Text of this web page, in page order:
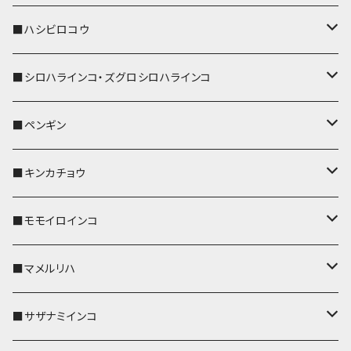
ストラップ付
キーケース
名刺入れ・カードケース
コインケース
メガネケース
ポシェット・バッグ
帆布・デニム
KONBU
Apple Watchバンド
ポーチ
リールのみ
ストラップ付
キーケース
名刺入れ・カードケース
メガネケース
IDカードホルダー
ポシェット・バッグ
帆布・デニム
KONBU
ポーチ
コインケース
IDカードホルダー
リール付きストラップ
リールのみ
ストラップ付
キーケース
名刺入れ・カードケース
ポシェット・バッグ
帆布・デニム
KONBU
ポーチ
コインケース
パスケース
リール付きストラップ
リールのみ
ストラップ付
メガネケース
コインケース
IDカードホルダー
ポーチ
ポシェット・バッグ
キーホルダー
パスケース
リール付きストラップ
リールのみ
ストラップ付
IDカードホルダー
メガネケース
コインケース
ポシェット・バッグ
キーカバー
キーホルダー
パスケース
IDカードホルダー
リール付きストラップ
リールのみ
ストラップ付
キーケース
メガネケース
■ハシビロコウ
キーカバー
キーホルダー
リール付きストラップ
リールのみ
ストラップ付
レザートレイ
パスケース
IDカードホルダー
■シロハラインコ・ズグロシロハラインコ
キーカバー
キーホルダー
リール付きストラップ
リールのみ
ストラップ付
パスケース
IDカードホルダー
■ペンギン
キーカバー
キーホルダー
パスケース
リール付きストラップ
■キンカチョウ
キーカバー
AppleWatchバンド
キーホルダー・チャーム
■モモイロインコ
キーカバー
キーホルダー
■マメルリハ
レザートレイ
■サザナミインコ